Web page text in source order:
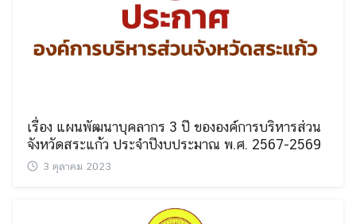
Search
for:
เรื่อง แผนพัฒนาบุคลากร 3 ปี ขององค์การบริหารส่วน
จังหวัดสระแก้ว ประจำปีงบประมาณ พ.ศ. 2567-2569
3 ตุลาคม 2023